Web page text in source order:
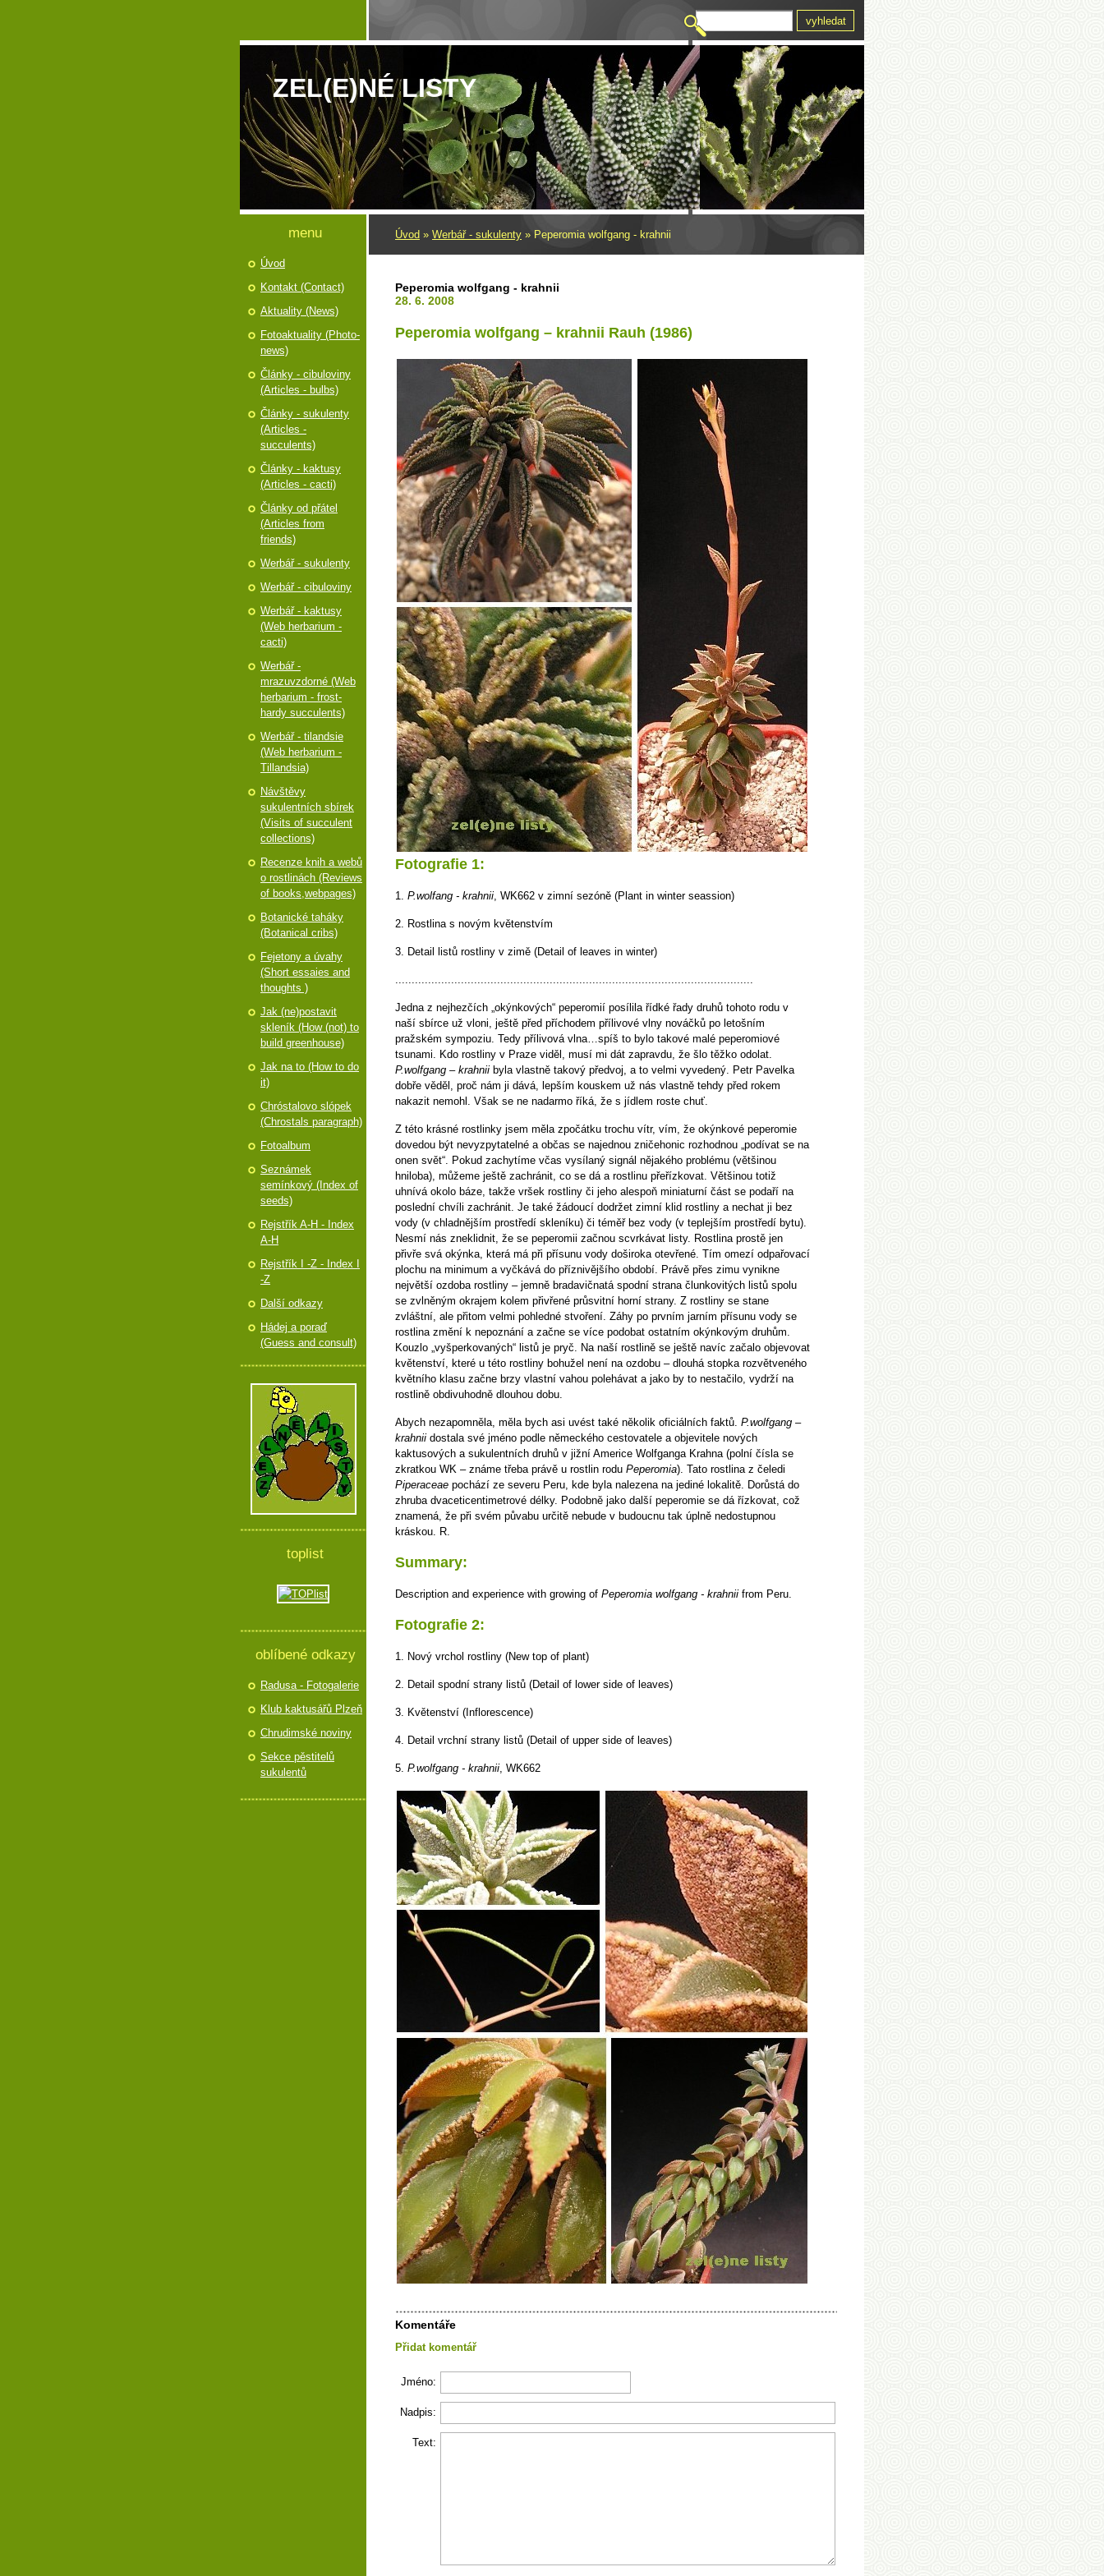
ZEL(E)NÉ LISTY
Úvod » Werbář - sukulenty » Peperomia wolfgang - krahnii
Peperomia wolfgang - krahnii
28. 6. 2008
Peperomia wolfgang – krahnii Rauh (1986)
Fotografie 1:
1. P.wolfang - krahnii, WK662 v zimní sezóně (Plant in winter seassion)
2. Rostlina s novým květenstvím
3. Detail listů rostliny v zimě (Detail of leaves in winter)
.............................................................................................................
Jedna z nejhezčích „okýnkových“ peperomií posílila řídké řady druhů tohoto rodu v
naší sbírce už vloni, ještě před příchodem přílivové vlny nováčků po letošním
pražském sympoziu. Tedy přílivová vlna…spíš to bylo takové malé peperomiové
tsunami. Kdo rostliny v Praze viděl, musí mi dát zapravdu, že šlo těžko odolat.
P.wolfgang – krahnii byla vlastně takový předvoj, a to velmi vyvedený. Petr Pavelka
dobře věděl, proč nám ji dává, lepším kouskem už nás vlastně tehdy před rokem
nakazit nemohl. Však se ne nadarmo říká, že s jídlem roste chuť.
Z této krásné rostlinky jsem měla zpočátku trochu vítr, vím, že okýnkové peperomie
dovedou být nevyzpytatelné a občas se najednou zničehonic rozhodnou „podívat se na
onen svět“. Pokud zachytíme včas vysílaný signál nějakého problému (většinou
hniloba), můžeme ještě zachránit, co se dá a rostlinu přeřízkovat. Většinou totiž
uhnívá okolo báze, takže vršek rostliny či jeho alespoň miniaturní část se podaří na
poslední chvíli zachránit. Je také žádoucí dodržet zimní klid rostliny a nechat ji bez
vody (v chladnějším prostředí skleníku) či téměř bez vody (v teplejším prostředí bytu).
Nesmí nás zneklidnit, že se peperomii začnou scvrkávat listy. Rostlina prostě jen
přivře svá okýnka, která má při přísunu vody doširoka otevřené. Tím omezí odpařovací
plochu na minimum a vyčkává do příznivějšího období. Právě přes zimu vynikne
největší ozdoba rostliny – jemně bradavičnatá spodní strana člunkovitých listů spolu
se zvlněným okrajem kolem přivřené průsvitní horní strany. Z rostliny se stane
zvláštní, ale přitom velmi pohledné stvoření. Záhy po prvním jarním přísunu vody se
rostlina změní k nepoznání a začne se více podobat ostatním okýnkovým druhům.
Kouzlo „vyšperkovaných“ listů je pryč. Na naší rostlině se ještě navíc začalo objevovat
květenství, které u této rostliny bohužel není na ozdobu – dlouhá stopka rozvětveného
květního klasu začne brzy vlastní vahou polehávat a jako by to nestačilo, vydrží na
rostlině obdivuhodně dlouhou dobu.
Abych nezapomněla, měla bych asi uvést také několik oficiálních faktů. P.wolfgang –
krahnii dostala své jméno podle německého cestovatele a objevitele nových
kaktusových a sukulentních druhů v jižní Americe Wolfganga Krahna (polní čísla se
zkratkou WK – známe třeba právě u rostlin rodu Peperomia). Tato rostlina z čeledi
Piperaceae pochází ze severu Peru, kde byla nalezena na jediné lokalitě. Dorůstá do
zhruba dvaceticentimetrové délky. Podobně jako další peperomie se dá řízkovat, což
znamená, že při svém půvabu určitě nebude v budoucnu tak úplně nedostupnou
kráskou. R.
Summary:
Description and experience with growing of Peperomia wolfgang - krahnii from Peru.
Fotografie 2:
1. Nový vrchol rostliny (New top of plant)
2. Detail spodní strany listů (Detail of lower side of leaves)
3. Květenství (Inflorescence)
4. Detail vrchní strany listů (Detail of upper side of leaves)
5. P.wolfgang - krahnii, WK662
Komentáře
Přidat komentář
Jméno:
Nadpis:
Text:
menu
Úvod
Kontakt (Contact)
Aktuality (News)
Fotoaktuality (Photo-
news)
Články - cibuloviny
(Articles - bulbs)
Články - sukulenty
(Articles -
succulents)
Články - kaktusy
(Articles - cacti)
Články od přátel
(Articles from
friends)
Werbář - sukulenty
Werbář - cibuloviny
Werbář - kaktusy
(Web herbarium -
cacti)
Werbář -
mrazuvzdorné (Web
herbarium - frost-
hardy succulents)
Werbář - tilandsie
(Web herbarium -
Tillandsia)
Návštěvy
sukulentních sbírek
(Visits of succulent
collections)
Recenze knih a webů
o rostlinách (Reviews
of books,webpages)
Botanické taháky
(Botanical cribs)
Fejetony a úvahy
(Short essaies and
thoughts )
Jak (ne)postavit
skleník (How (not) to
build greenhouse)
Jak na to (How to do
it)
Chróstalovo slópek
(Chrostals paragraph)
Fotoalbum
Seznámek
semínkový (Index of
seeds)
Rejstřík A-H - Index
A-H
Rejstřík I -Z - Index I
-Z
Další odkazy
Hádej a poraď
(Guess and consult)
toplist
oblíbené odkazy
Radusa - Fotogalerie
Klub kaktusářů Plzeň
Chrudimské noviny
Sekce pěstitelů
sukulentů